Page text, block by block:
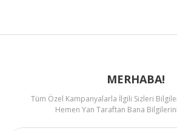
Gönder
MERHABA!
Tüm Özel Kampanyalarla İlgili Sizleri
Hemen Yan Taraftan Bana